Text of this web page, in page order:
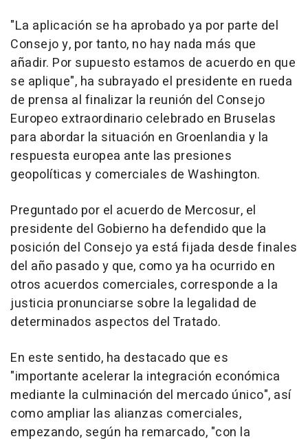
"La aplicación se ha aprobado ya por parte del
Consejo y, por tanto, no hay nada más que
añadir. Por supuesto estamos de acuerdo en que
se aplique", ha subrayado el presidente en rueda
de prensa al finalizar la reunión del Consejo
Europeo extraordinario celebrado en Bruselas
para abordar la situación en Groenlandia y la
respuesta europea ante las presiones
geopolíticas y comerciales de Washington.
Preguntado por el acuerdo de Mercosur, el
presidente del Gobierno ha defendido que la
posición del Consejo ya está fijada desde finales
del año pasado y que, como ya ha ocurrido en
otros acuerdos comerciales, corresponde a la
justicia pronunciarse sobre la legalidad de
determinados aspectos del Tratado.
En este sentido, ha destacado que es
"importante acelerar la integración económica
mediante la culminación del mercado único", así
como ampliar las alianzas comerciales,
empezando, según ha remarcado, "con la